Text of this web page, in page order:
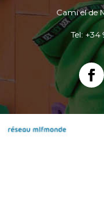
Camí el de
Tel: +34